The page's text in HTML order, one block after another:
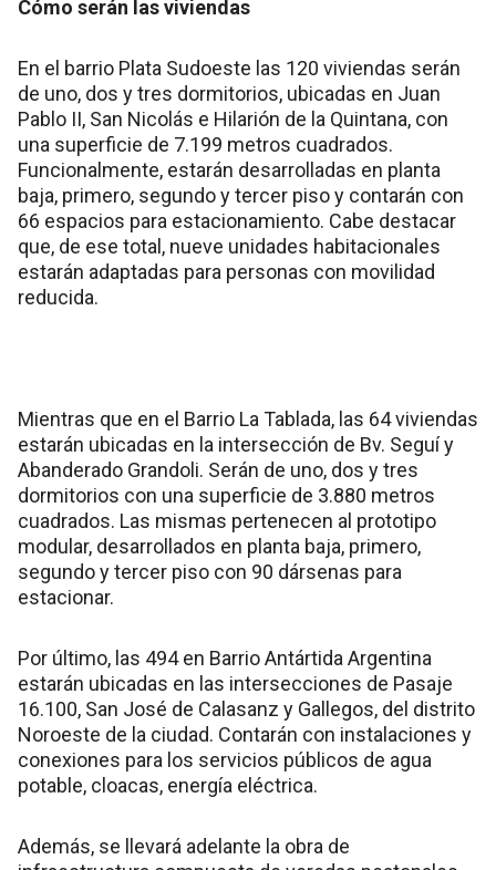
Cómo serán las viviendas
En el barrio Plata Sudoeste las 120 viviendas serán
de uno, dos y tres dormitorios, ubicadas en Juan
Pablo II, San Nicolás e Hilarión de la Quintana, con
una superficie de 7.199 metros cuadrados.
Funcionalmente, estarán desarrolladas en planta
baja, primero, segundo y tercer piso y contarán con
66 espacios para estacionamiento. Cabe destacar
que, de ese total, nueve unidades habitacionales
estarán adaptadas para personas con movilidad
reducida.
Mientras que en el Barrio La Tablada, las 64 viviendas
estarán ubicadas en la intersección de Bv. Seguí y
Abanderado Grandoli. Serán de uno, dos y tres
dormitorios con una superficie de 3.880 metros
cuadrados. Las mismas pertenecen al prototipo
modular, desarrollados en planta baja, primero,
segundo y tercer piso con 90 dársenas para
estacionar.
Por último, las 494 en Barrio Antártida Argentina
estarán ubicadas en las intersecciones de Pasaje
16.100, San José de Calasanz y Gallegos, del distrito
Noroeste de la ciudad. Contarán con instalaciones y
conexiones para los servicios públicos de agua
potable, cloacas, energía eléctrica.
Además, se llevará adelante la obra de